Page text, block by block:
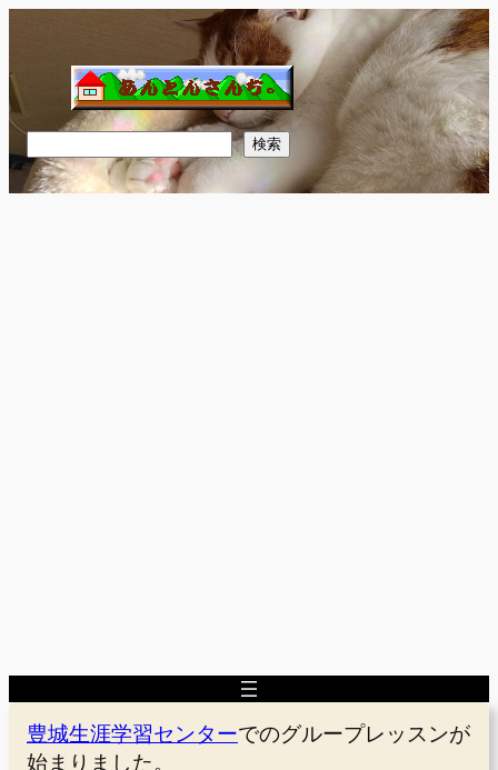
を
ス
キ
ッ
プ
索
検索
豊城生涯学習センターでのグループレッスンが
始まりました。